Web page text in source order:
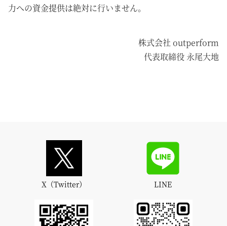
力への資金提供は絶対に行いません。
株式会社 outperform
代表取締役 永尾大地
X（Twitter） LINE